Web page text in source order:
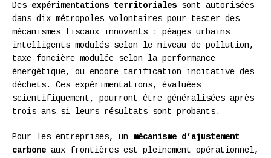
Des expérimentations territoriales sont autorisées
dans dix métropoles volontaires pour tester des
mécanismes fiscaux innovants : péages urbains
intelligents modulés selon le niveau de pollution,
taxe foncière modulée selon la performance
énergétique, ou encore tarification incitative des
déchets. Ces expérimentations, évaluées
scientifiquement, pourront être généralisées après
trois ans si leurs résultats sont probants.
Pour les entreprises, un mécanisme d’ajustement
carbone aux frontières est pleinement opérationnel,